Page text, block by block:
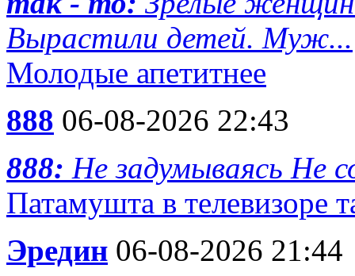
Вырастили детей. Муж...
Молодые апетитнее
888 06-08-2026 22:43
888: Не задумываясь Не
Патамушта в телевизоре
Эредин 06-08-2026 21:44